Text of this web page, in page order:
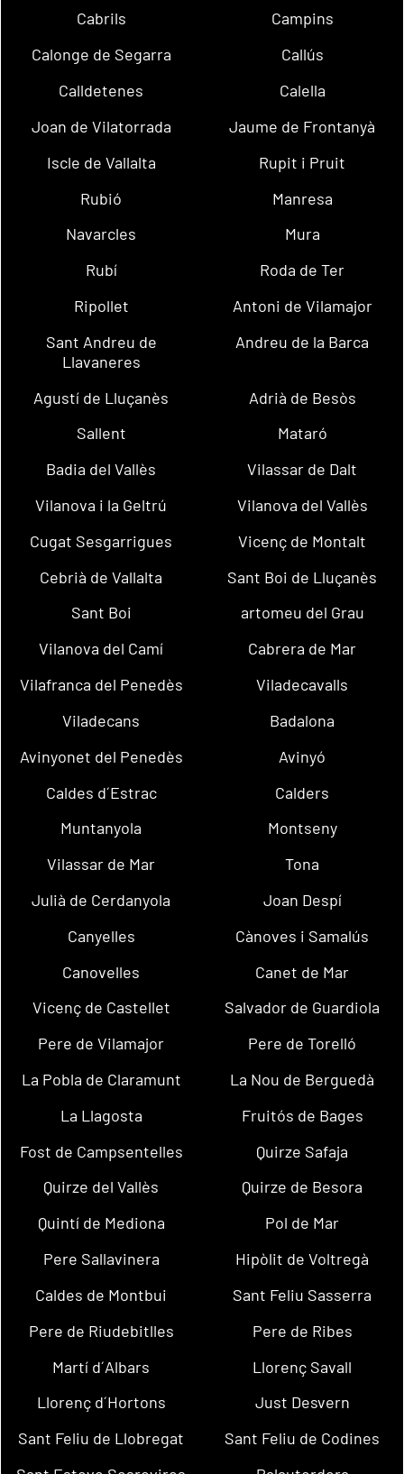
Cabrils
Campins
Calonge de Segarra
Callús
Calldetenes
Calella
Joan de Vilatorrada
Jaume de Frontanyà
Iscle de Vallalta
Rupit i Pruit
Rubió
Manresa
Navarcles
Mura
Rubí
Roda de Ter
Ripollet
Antoni de Vilamajor
Sant Andreu de
Llavaneres
Andreu de la Barca
Agustí de Lluçanès
Adrià de Besòs
Sallent
Mataró
Badia del Vallès
Vilassar de Dalt
Vilanova i la Geltrú
Vilanova del Vallès
Cugat Sesgarrigues
Vicenç de Montalt
Cebrià de Vallalta
Sant Boi de Lluçanès
Sant Boi
artomeu del Grau
Vilanova del Camí
Cabrera de Mar
Vilafranca del Penedès
Viladecavalls
Viladecans
Badalona
Avinyonet del Penedès
Avinyó
Caldes d´Estrac
Calders
Muntanyola
Montseny
Vilassar de Mar
Tona
Julià de Cerdanyola
Joan Despí
Canyelles
Cànoves i Samalús
Canovelles
Canet de Mar
Vicenç de Castellet
Salvador de Guardiola
Pere de Vilamajor
Pere de Torelló
La Pobla de Claramunt
La Nou de Berguedà
La Llagosta
Fruitós de Bages
Fost de Campsentelles
Quirze Safaja
Quirze del Vallès
Quirze de Besora
Quintí de Mediona
Pol de Mar
Pere Sallavinera
Hipòlit de Voltregà
Caldes de Montbui
Sant Feliu Sasserra
Pere de Riudebitlles
Pere de Ribes
Martí d´Albars
Llorenç Savall
Llorenç d´Hortons
Just Desvern
Sant Feliu de Llobregat
Sant Feliu de Codines